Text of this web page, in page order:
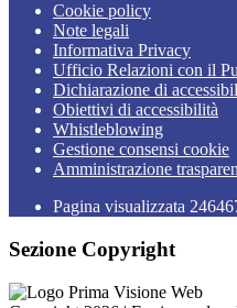
Cookie policy
Note legali
Informativa Privacy
Ufficio Relazioni con il
Dichiarazione di
Obiettivi di accessibilità
Whistleblowing
Gestione consensi cookie
Amministrazione
Pagina visualizzata
Sezione Copyright